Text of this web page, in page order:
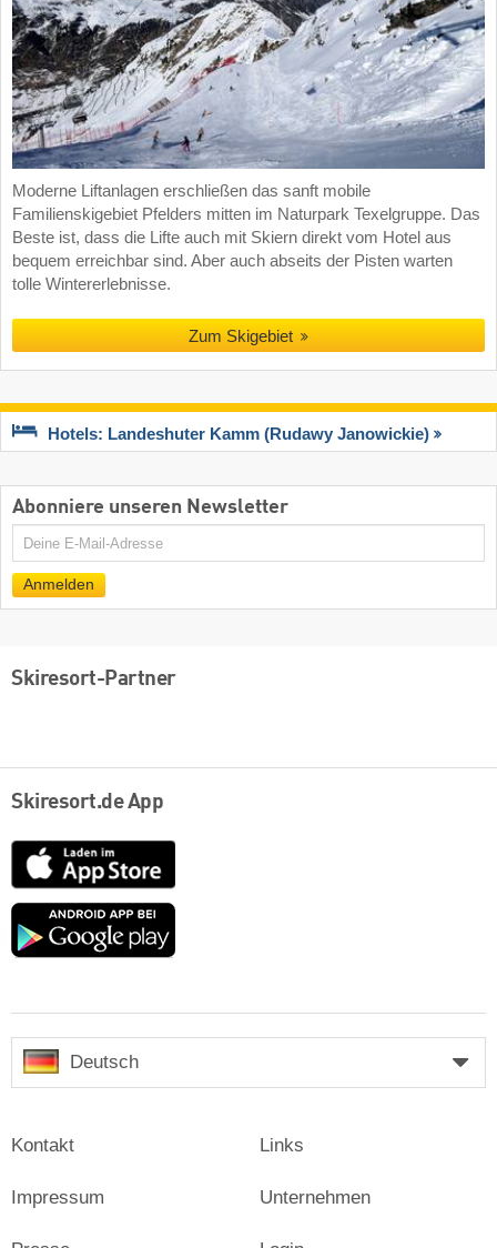
Moderne Liftanlagen erschließen das sanft mobile
Familienskigebiet Pfelders mitten im Naturpark Texelgruppe. Das
Beste ist, dass die Lifte auch mit Skiern direkt vom Hotel aus
bequem erreichbar sind. Aber auch abseits der Pisten warten
tolle Wintererlebnisse.
Zum Skigebiet
Hotels: Landeshuter Kamm (Rudawy Janowickie)
Abonniere unseren Newsletter
E-
Mail
Anmelden
Skiresort-Partner
Skiresort.de App
App
Store
Google
Deutsch
Kontakt
Impressum
Links
Unternehmen